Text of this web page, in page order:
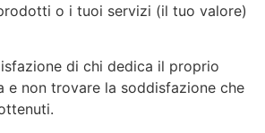
o i tuoi servizi (il tuo valore)
di chi dedica il proprio
e non trovare la soddisfazione che